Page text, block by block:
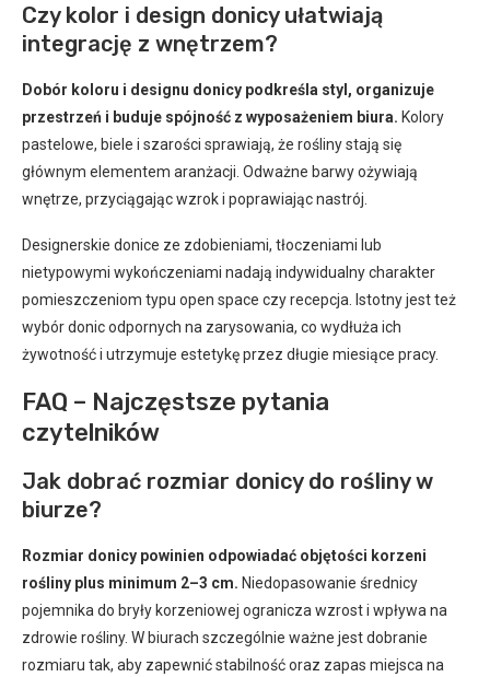
Czy kolor i design donicy ułatwiają
integrację z wnętrzem?
Dobór koloru i designu donicy podkreśla styl, organizuje
przestrzeń i buduje spójność z wyposażeniem biura. Kolory
pastelowe, biele i szarości sprawiają, że rośliny stają się
głównym elementem aranżacji. Odważne barwy ożywiają
wnętrze, przyciągając wzrok i poprawiając nastrój.
Designerskie donice ze zdobieniami, tłoczeniami lub
nietypowymi wykończeniami nadają indywidualny charakter
pomieszczeniom typu open space czy recepcja. Istotny jest też
wybór donic odpornych na zarysowania, co wydłuża ich
żywotność i utrzymuje estetykę przez długie miesiące pracy.
FAQ – Najczęstsze pytania
czytelników
Jak dobrać rozmiar donicy do rośliny w
biurze?
Rozmiar donicy powinien odpowiadać objętości korzeni
rośliny plus minimum 2–3 cm. Niedopasowanie średnicy
pojemnika do bryły korzeniowej ogranicza wzrost i wpływa na
zdrowie rośliny. W biurach szczególnie ważne jest dobranie
rozmiaru tak, aby zapewnić stabilność oraz zapas miejsca na